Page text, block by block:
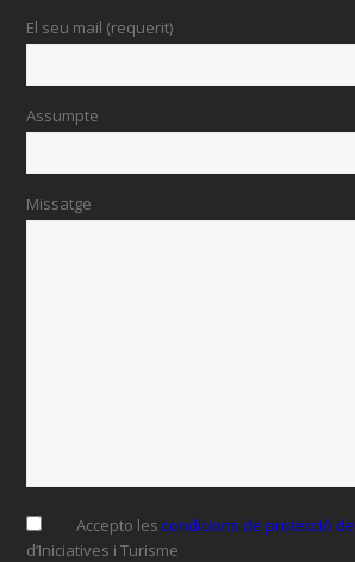
El seu mail (requerit)
Assumpte
Missatge
Accepto lescondicions de protecció
d’Iniciatives i Turisme